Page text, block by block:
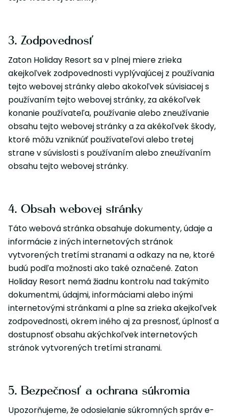
3. Zodpovednosť
Zaton Holiday Resort sa v plnej miere zrieka
akejkoľvek zodpovednosti vyplývajúcej z používania
tejto webovej stránky alebo akokoľvek súvisiacej s
používaním tejto webovej stránky, za akékoľvek
konanie používateľa, používanie alebo zneužívanie
obsahu tejto webovej stránky a za akékoľvek škody,
ktoré môžu vzniknúť používateľovi alebo tretej
strane v súvislosti s používaním alebo zneužívaním
obsahu tejto webovej stránky.
4. Obsah webovej stránky
Táto webová stránka obsahuje dokumenty, údaje a
informácie z iných internetových stránok
vytvorených tretími stranami a odkazy na ne, ktoré
budú podľa možnosti ako také označené. Zaton
Holiday Resort nemá žiadnu kontrolu nad takýmito
dokumentmi, údajmi, informáciami alebo inými
internetovými stránkami a plne sa zrieka akejkoľvek
zodpovednosti, okrem iného aj za presnosť, úplnosť a
dostupnosť obsahu akýchkoľvek internetových
stránok vytvorených tretími stranami.
5. Bezpečnosť a ochrana súkromia
Upozorňujeme, že odosielanie súkromných správ e-